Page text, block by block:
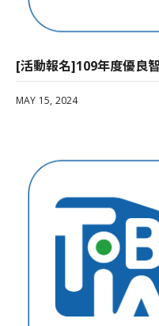
MAY 15, 2024